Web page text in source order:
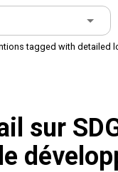
tagged with detailed
sur